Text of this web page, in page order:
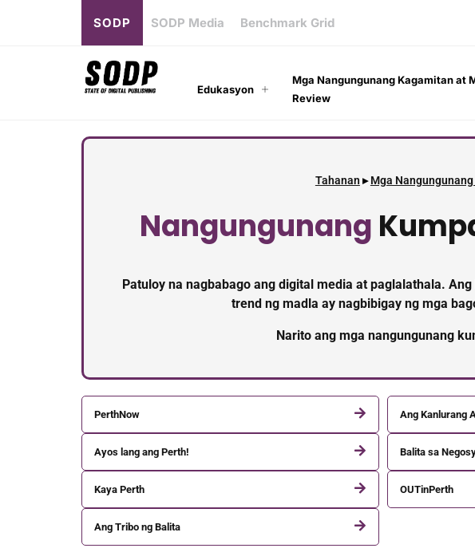
SODP SODP Media Benchmark Grid
Edukasyon
Mga Nangungunang Kagamitan at
Review
Tahanan ▸Mga
Nangungunang
Patuloy na nagbabago ang digital media at paglalathala.
trend ng madla ay nagbibigay ng mga
Narito ang mga nangungunang
PerthNow Ang Kanlurang
Ayos lang ang Perth! Balita sa
Kaya Perth OUTinPerth
Ang Tribo ng Balita